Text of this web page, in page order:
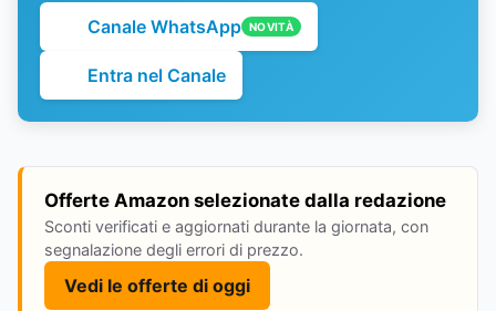
Canale WhatsApp NOVITÀ
Entra nel Canale
Offerte Amazon selezionate dalla redazione
Sconti verificati e aggiornati durante la giornata, con
segnalazione degli errori di prezzo.
Vedi le offerte di oggi